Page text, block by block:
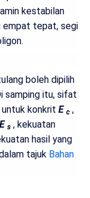
kestabilan
empat tepat, segi
boleh dipilih
samping itu, sifat
konkrit E c,
E s , kekuatan
hasil yang
tajuk Bahan